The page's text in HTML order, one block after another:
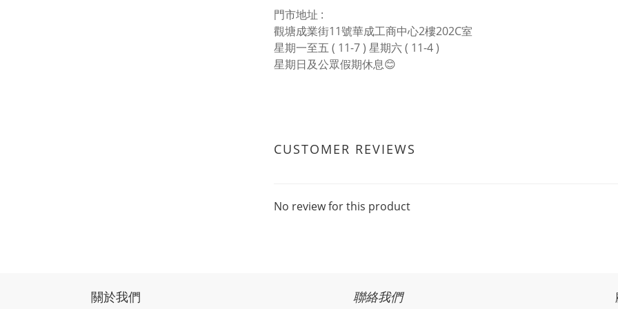
門市地址 :
觀塘成業街11號華成工商中心2樓202C室
星期一至五 ( 11-7 ) 星期六 ( 11-4 )
星期日及公眾假期休息😊
CUSTOMER REVIEWS
No review for this product
關於我們 聯絡我們